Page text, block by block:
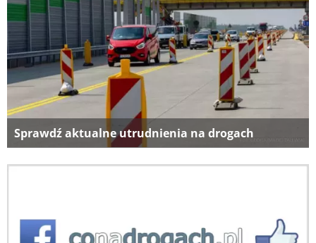
Sprawdź aktualne utrudnienia na drogach